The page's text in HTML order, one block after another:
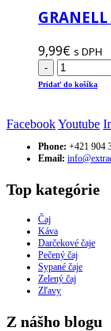
9,99€ s DPH
-
Pridať do košíka
FacebookYoutube
Phone: +421 904
Email:
Top kategórie
Čaj
Káva
Darčekové čaje
Pečený čaj
Sypané čaje
Zelený čaj
Zľavy
Z nášho blogu